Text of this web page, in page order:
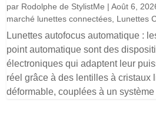
par Rodolphe de StylistMe |Août 6,
marché lunettes connectées Lunettes
Lunettes autofocus automatique :
point automatique sont des
électroniques qui adaptent leur
réel grâce à des lentilles à cristaux
déformable, couplées à un